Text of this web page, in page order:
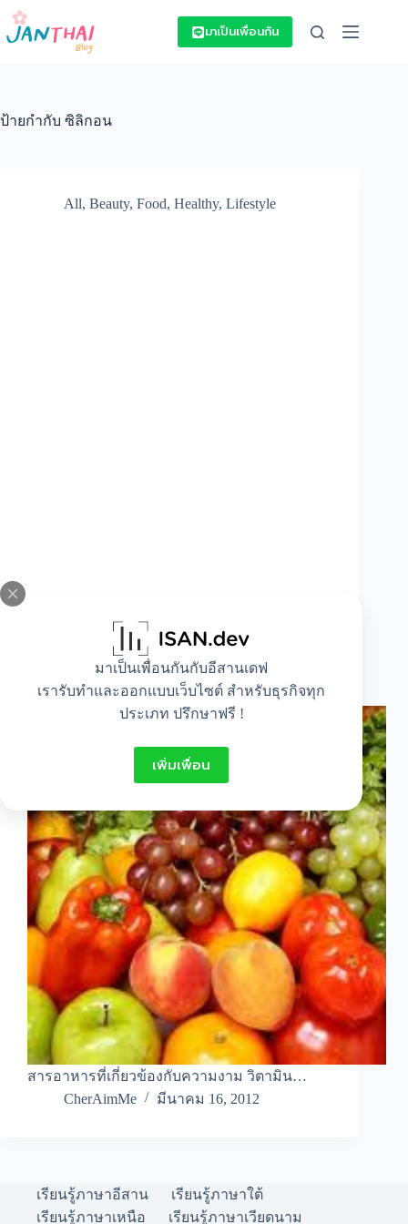
Skip
content
มาเป็นเพื่อนกันกับอีสานเดฟ
เรารับทำและออกแบบเว็บไซต์ สำหรับธุรกิจทุก
ประเภท ปรึกษาฟรี !
เพิ่มเพื่อน
มาเป็นเพื่อนกัน
ป้ายกำกับ ซิลิกอน
All, Beauty, Food, Healthy, Lifestyle
สารอาหารกับความงาม
สารอาหารที่เกี่ยวข้องกับความงาม วิตามิน…
CherAimMe
มีนาคม 16, 2012
เรียนรู้ภาษาอีสาน
เรียนรู้ภาษาใต้
เรียนรู้ภาษาเหนือ
เรียนรู้ภาษาเวียดนาม